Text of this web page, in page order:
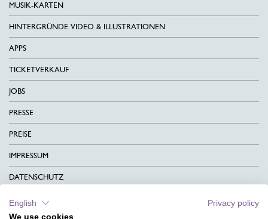
MUSIK-KARTEN
HINTERGRÜNDE VIDEO & ILLUSTRATIONEN
APPS
TICKETVERKAUF
JOBS
PRESSE
PREISE
IMPRESSUM
DATENSCHUTZ
KONTAKT
English
Privacy policy
We use cookies